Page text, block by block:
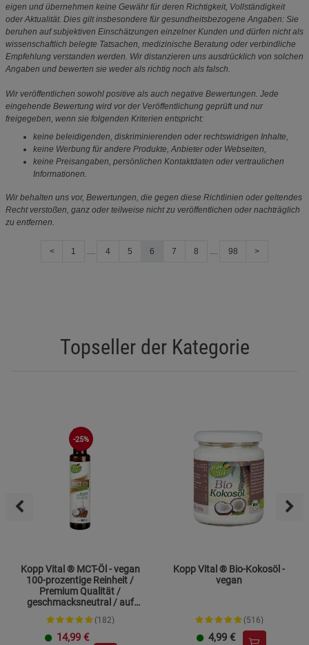
eigen und übernehmen keine Gewähr für deren Richtigkeit, Vollständigkeit
oder Aktualität. Dies gilt insbesondere für gesundheitsbezogene Angaben: Sie
beruhen auf subjektiven Einschätzungen einzelner Kunden und dürfen nicht als
wissenschaftlich belegte Tatsachen, medizinische Beratung oder verbindliche
Empfehlung verstanden werden. Wir distanzieren uns ausdrücklich von solchen
Angaben und bewerten sie weder als richtig noch als falsch.
Wir veröffentlichen sowohl positive als auch negative Bewertungen. Jede
eingehende Bewertung wird vor der Veröffentlichung geprüft und nur
freigegeben, wenn sie folgenden Kriterien entspricht:
keine beleidigenden, diskriminierenden oder rechtswidrigen Inhalte,
keine Werbung für andere Produkte, Anbieter oder Webseiten,
keine Preisangaben, persönlichen Kontaktdaten oder vertraulichen
Informationen.
Wir behalten uns vor, Bewertungen, die gegen diese Richtlinien oder geltendes
Recht verstoßen, ganz oder teilweise nicht zu veröffentlichen oder nachträglich
zu entfernen.
< 1 .... 4 5 6 7 8 .... 98 >
Topseller der Kategorie
-25%
Kopp Vital ® MCT-Öl - vegan
100-prozentige Reinheit /
Premium Qualität /
geschmacksneutral / auf
Kokosölbasis
(182)
14,99 €
Kopp Vital ® Bio-Kokosöl -
vegan
(516)
4,99 €